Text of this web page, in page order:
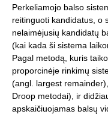
Perkeliamojo balso
reitinguoti kandidatus, o
nelaimėjusių kandidatų
(kai kada ši sistema
Pagal metodą, kuris
proporcinėje rinkimų
(angl. largest
Droop metodai), ir
apskaičiuojamas balsų